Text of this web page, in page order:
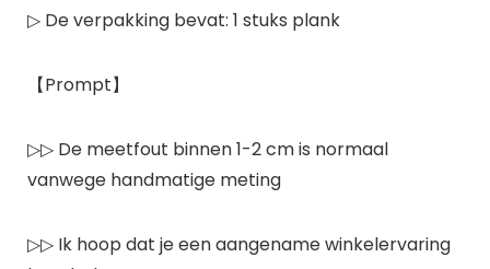
▷ De verpakking bevat: 1 stuks plank
【Prompt】
▷▷ De meetfout binnen 1-2 cm is normaal
vanwege handmatige meting
▷▷ Ik hoop dat je een aangename winkelervaring